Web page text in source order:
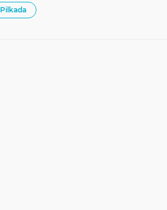
Pilkada